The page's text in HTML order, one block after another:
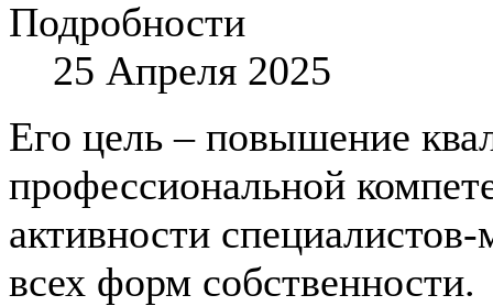
Подробности
25 Апреля 2025
Его цель – повышение
профессиональной
активности
всех форм собственности.